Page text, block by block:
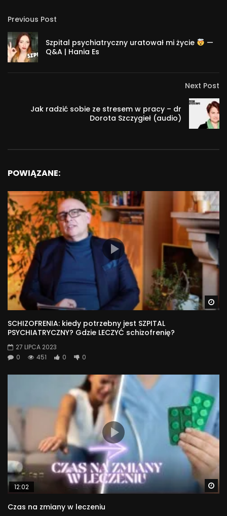
Previous Post
Szpital psychiatryczny uratował mi życie
—
Q&A | Hania Es
Next Post
Jak radzić sobie ze stresem w pracy – dr
Dorota Szczygieł (audio)
POWIĄZANE:
SCHIZOFRENIA: kiedy potrzebny jest SZPITAL
PSYCHIATRYCZNY? Gdzie LECZYĆ schizofrenię?
27 LIPCA 2023
0
451 0 0
12:02
Czas na zmiany w leczeniu